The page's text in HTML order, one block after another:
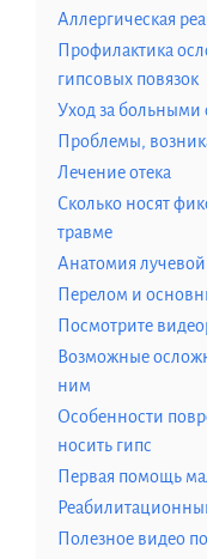
Аллергическая
Профилактика
гипсовых повязок
Уход за больными
Проблемы,
Лечение отека
Сколько носят
травме
Анатомия лучевой
Перелом и
Посмотрите
Возможные
ним
Особенности
носить гипс
Первая помощь
Полезное видео